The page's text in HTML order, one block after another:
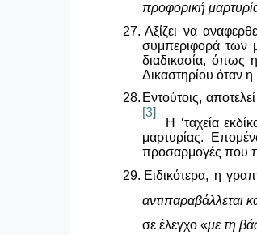
προφορική
27. Αξίζει να
συμπεριφορά των
διαδικασία, όπως
Δικαστηρίου όταν η
28. Εντούτοις,
[3]
Η ‘ταχεία
μαρτυρίας.
προσαρμογές που
29. Ειδικότερα, η
αντιπαραβάλλεται
σε έλεγχο «με τη